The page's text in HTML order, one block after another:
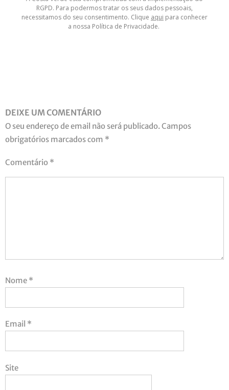
RGPD. Para podermos tratar os seus dados pessoais,
necessitamos do seu consentimento. Clique aqui para conhecer
a nossa Política de Privacidade.
DEIXE UM COMENTÁRIO
O seu endereço de email não será publicado.Campos
obrigatórios marcados com *
Comentário *
Nome *
Email *
Site